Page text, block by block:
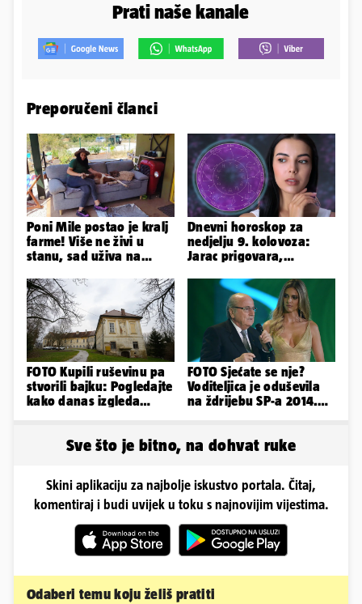
Prati naše kanale
Preporučeni članci
Poni Mile postao je kralj
farme! Više ne živi u
stanu, sad uživa na
Dnevni horoskop za
nedjelju 9. kolovoza:
Jarac prigovara,
FOTO Kupili ruševinu pa
stvorili bajku: Pogledajte
kako danas izgleda
FOTO Sjećate se nje?
Voditeljica je oduševila
na ždrijebu SP-a 2014.
Sve što je bitno, na dohvat ruke
Skini aplikaciju za najbolje iskustvo portala. Čitaj,
komentiraj i budi uvijek u toku s najnovijim vijestima.
Odaberi temu koju želiš pratiti